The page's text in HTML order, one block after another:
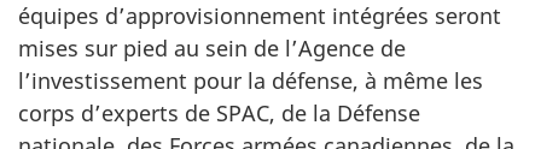
équipes d’approvisionnement intégrées seront
mises sur pied au sein de l’Agence de
l’investissement pour la défense, à même les
corps d’experts de SPAC, de la Défense